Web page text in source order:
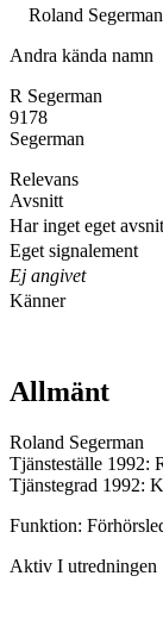
Roland Segerman
Andra kända namn
R Segerman
9178
Segerman
Relevans
Avsnitt
Har inget eget
Eget signalement
Ej angivet
Känner
Allmänt
Roland Segerman
Tjänsteställe 1992:
Tjänstegrad 1992:
Funktion:
Aktiv I utredningen